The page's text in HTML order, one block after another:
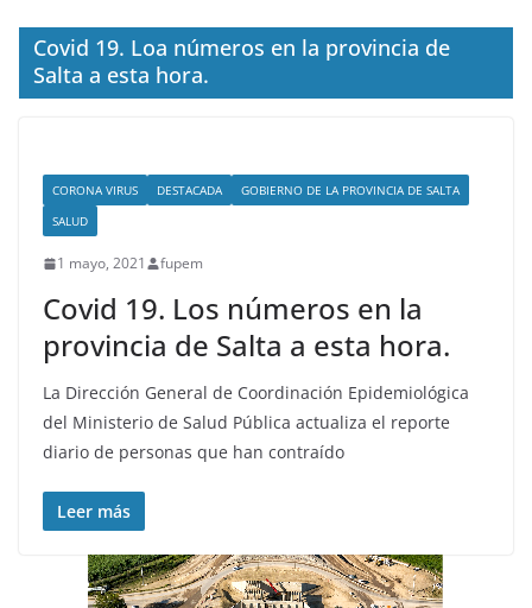
Covid 19. Loa números en la provincia de
Salta a esta hora.
CORONA VIRUS DESTACADA
GOBIERNO DE LA PROVINCIA DE SALTA
SALUD
1 mayo, 2021 fupem
Covid 19. Los números en la
provincia de Salta a esta hora.
La Dirección General de Coordinación Epidemiológica
del Ministerio de Salud Pública actualiza el reporte
diario de personas que han contraído
Leer más